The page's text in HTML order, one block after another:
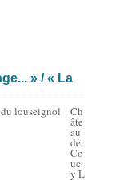
» / « La
Ch
âte
au
de
Co
uc
y L